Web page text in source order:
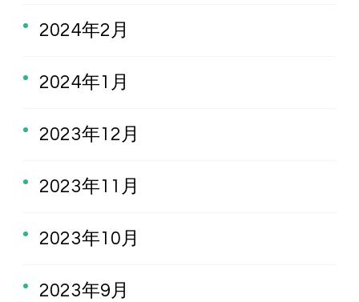
2024年2月
2024年1月
2023年12月
2023年11月
2023年10月
2023年9月